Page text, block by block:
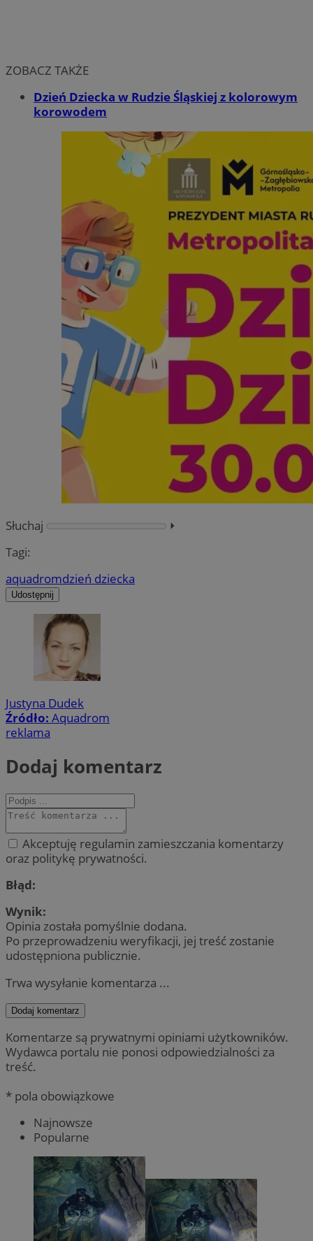
ZOBACZ TAKŻE
Dzień Dziecka w Rudzie Śląskiej z kolorowym
korowodem
Słuchaj
⏵︎
Tagi:
aquadromdzień dziecka
Udostępnij
Justyna Dudek
Źródło: Aquadrom
reklama
Dodaj komentarz
Akceptuję regulamin zamieszczania komentarzy
oraz politykę prywatności.
Błąd:
Wynik:
Opinia została pomyślnie dodana.
Po przeprowadzeniu weryfikacji, jej treść zostanie
udostępniona publicznie.
Trwa wysyłanie komentarza ...
Dodaj komentarz
Komentarze są prywatnymi opiniami użytkowników.
Wydawca portalu nie ponosi odpowiedzialności za
treść.
* pola obowiązkowe
Najnowsze
Popularne